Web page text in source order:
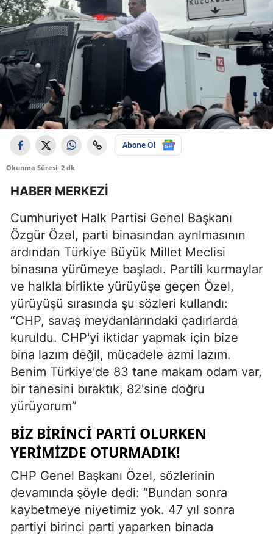
Abone Ol
Okunma Süresi: 2 dk
HABER MERKEZİ
Cumhuriyet Halk Partisi Genel Başkanı
Özgür Özel, parti binasından ayrılmasının
ardından Türkiye Büyük Millet Meclisi
binasına yürümeye başladı. Partili kurmaylar
ve halkla birlikte yürüyüşe geçen Özel,
yürüyüşü sırasında şu sözleri kullandı:
“CHP, savaş meydanlarındaki çadırlarda
kuruldu. CHP'yi iktidar yapmak için bize
bina lazım değil, mücadele azmi lazım.
Benim Türkiye'de 83 tane makam odam var,
bir tanesini bıraktık, 82'sine doğru
yürüyorum”
BİZ BİRİNCİ PARTİ OLURKEN
YERİMİZDE OTURMADIK!
CHP Genel Başkanı Özel, sözlerinin
devamında şöyle dedi: “Bundan sonra
kaybetmeye niyetimiz yok. 47 yıl sonra
partiyi birinci parti yaparken binada